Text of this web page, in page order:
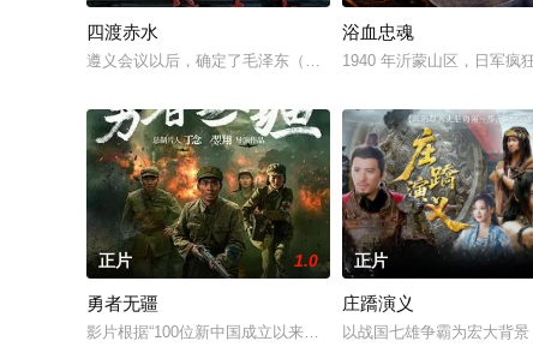
四渡赤水
遵义会议以后，确定了毛泽东（古月 饰）在红军中的领导地位
浴血忠魂
1940 年沂蒙山区，日军疯
正片 1.0
勇者无疆
影片根据“100位新中国成立以来感动中国人物”之一，“最美奋斗
正片
庄蹻演义
以战国七雄争霸为宏大背